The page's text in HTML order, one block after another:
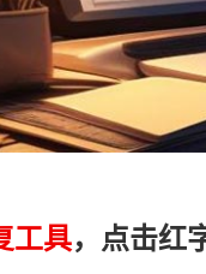
工具，点击红